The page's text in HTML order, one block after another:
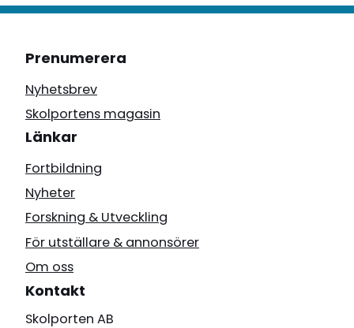
Prenumerera
Nyhetsbrev
Skolportens magasin
Länkar
Fortbildning
Nyheter
Forskning & Utveckling
För utställare & annonsörer
Om oss
Kontakt
Skolporten AB